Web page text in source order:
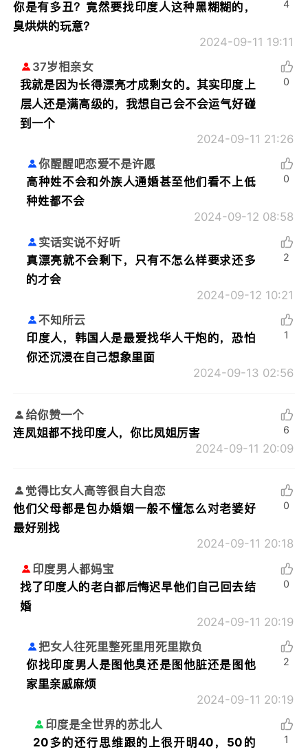
你是有多丑？竟然要找印度人这种黑糊糊的，
臭烘烘的玩意？
2024-09-11 19:11
4
37岁相亲女
我就是因为长得漂亮才成剩女的。其实印度上
层人还是满高级的，我想自己会不会运气好碰
到一个
2024-09-11 21:26
0
你醒醒吧恋爱不是许愿
高种姓不会和外族人通婚甚至他们看不上低
种姓都不会
2024-09-12 08:58
0
实话实说不好听
真漂亮就不会剩下，只有不怎么样要求还多
的才会
2024-09-12 10:21
2
不知所云
印度人，韩国人是最爱找华人干炮的，恐怕
你还沉浸在自己想象里面
2024-09-13 02:56
1
给你赞一个
连凤姐都不找印度人，你比凤姐厉害
2024-09-11 20:09
6
觉得比女人高等很自大自恋
他们父母都是包办婚姻一般不懂怎么对老婆好
最好别找
2024-09-11 20:18
0
印度男人都妈宝
找了印度人的老白都后悔迟早他们自己回去结
婚
2024-09-11 20:19
0
把女人往死里整死里用死里欺负
你找印度男人是图他臭还是图他脏还是图他
家里亲戚麻烦
2024-09-11 20:19
2
印度是全世界的苏北人
20多的还行思维跟的上很开明40，50的
1